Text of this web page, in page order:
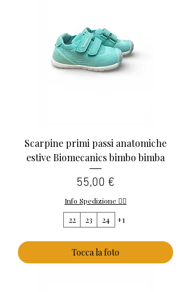
Scarpine primi passi anatomiche
estive Biomecanics bimbo bimba
Prezzo
55,00 €
Info Spedizione 👈🏻
22 23 24 +1
Tocca la foto